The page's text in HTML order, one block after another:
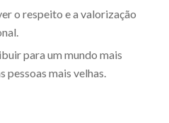
o respeito e a valorização
para um mundo mais
pessoas mais velhas.